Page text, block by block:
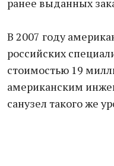
ранее выданных
В 2007 году
российских
стоимостью 19
американским
санузел такого же